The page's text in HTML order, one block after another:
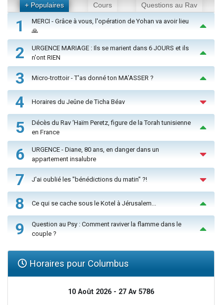
+ Populaires Cours Questions au Rav
1
MERCI - Grâce à vous, l'opération de Yohan va avoir lieu
🙏
2
URGENCE MARIAGE : Ils se marient dans 6 JOURS et ils
n'ont RIEN
3 Micro-trottoir - T'as donné ton MA’ASSER ?
4 Horaires du Jeûne de Ticha Béav
5
Décès du Rav ‘Haïm Peretz, figure de la Torah tunisienne
en France
6
URGENCE - Diane, 80 ans, en danger dans un
appartement insalubre
7 J'ai oublié les "bénédictions du matin" ?!
8 Ce qui se cache sous le Kotel à Jérusalem...
9
Question au Psy : Comment raviver la flamme dans le
couple ?
Horaires pour Columbus
10 Août 2026 - 27 Av 5786